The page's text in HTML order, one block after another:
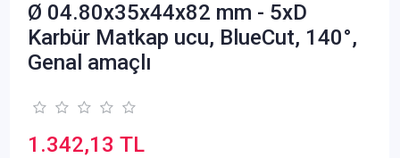
Ø 04.80x35x44x82 mm - 5xD
Karbür Matkap ucu, BlueCut, 140°,
Genal amaçlı
1.342,13 TL